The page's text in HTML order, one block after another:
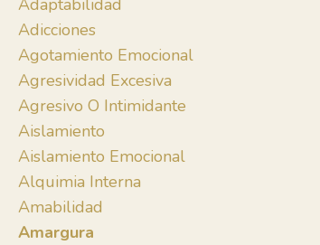
Adicciones
Agotamiento Emocional
Agresividad Excesiva
Agresivo O Intimidante
Aislamiento
Aislamiento Emocional
Alquimia Interna
Amabilidad
Amargura